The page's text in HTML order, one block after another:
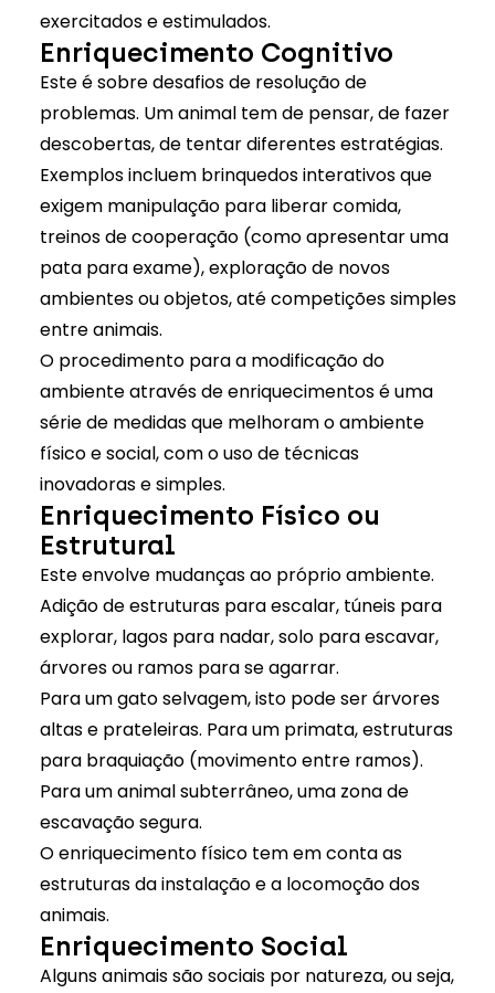
exercitados e estimulados.
Enriquecimento Cognitivo
Este é sobre desafios de resolução de
problemas. Um animal tem de pensar, de fazer
descobertas, de tentar diferentes estratégias.
Exemplos incluem brinquedos interativos que
exigem manipulação para liberar comida,
treinos de cooperação (como apresentar uma
pata para exame), exploração de novos
ambientes ou objetos, até competições simples
entre animais.
O procedimento para a modificação do
ambiente através de enriquecimentos é uma
série de medidas que melhoram o ambiente
físico e social, com o uso de técnicas
inovadoras e simples.
Enriquecimento Físico ou
Estrutural
Este envolve mudanças ao próprio ambiente.
Adição de estruturas para escalar, túneis para
explorar, lagos para nadar, solo para escavar,
árvores ou ramos para se agarrar.
Para um gato selvagem, isto pode ser árvores
altas e prateleiras. Para um primata, estruturas
para braquiação (movimento entre ramos).
Para um animal subterrâneo, uma zona de
escavação segura.
O enriquecimento físico tem em conta as
estruturas da instalação e a locomoção dos
animais.
Enriquecimento Social
Alguns animais são sociais por natureza, ou seja,